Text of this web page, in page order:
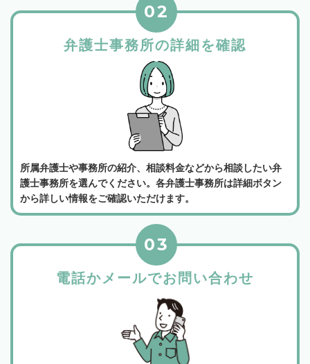
弁護士事務所の詳細を確認
02
所属弁護士や事務所の紹介、相談料金などから相談したい弁
護士事務所を選んでください。各弁護士事務所は詳細ボタン
から詳しい情報をご確認いただけます。
電話かメールでお問い合わせ
03